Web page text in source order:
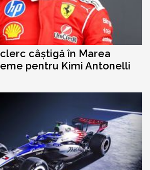
câștigă în Marea
pentru Kimi Antonelli